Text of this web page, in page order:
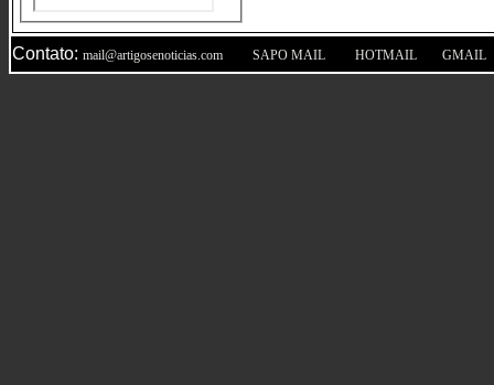
Contato: mail@artigosenoticias.com SAPO MAIL HOTMAIL GMAIL